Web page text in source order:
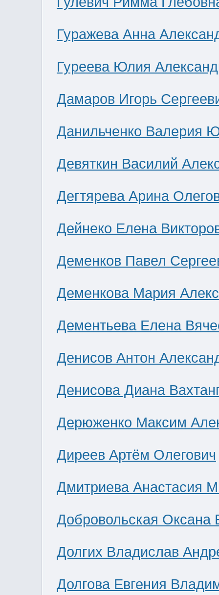
Гуражева Анна
Гуреева Юлия
Дамаров Игорь
Данильченко Валерия
Девяткин Василий
Дегтярева Арина
Дейнеко Елена
Деменков Павел
Деменкова Мария
Дементьева Елена
Денисов Антон
Денисова Диана
Дерюженко Максим
Диреев Артём Олегович
Дмитриева Анастасия
Добровольская Оксана
Долгих Владислав
Долгова Евгения